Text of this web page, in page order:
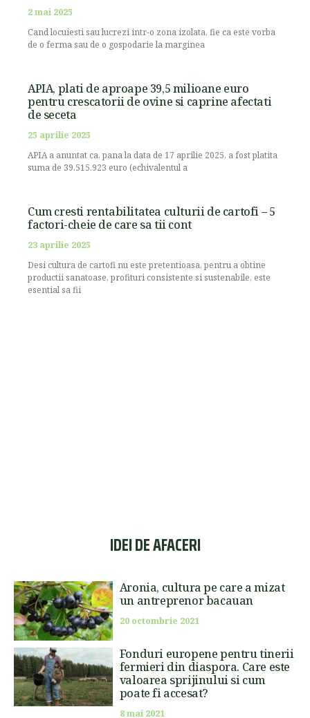
2 mai 2025
Cand locuiesti sau lucrezi intr-o zona izolata, fie ca este vorba
de o ferma sau de o gospodarie la marginea
APIA, plati de aproape 39,5 milioane euro
pentru crescatorii de ovine si caprine afectati
de seceta
25 aprilie 2025
APIA a anuntat ca, pana la data de 17 aprilie 2025, a fost platita
suma de 39.515.923 euro (echivalentul a
Cum cresti rentabilitatea culturii de cartofi – 5
factori-cheie de care sa tii cont
23 aprilie 2025
Desi cultura de cartofi nu este pretentioasa, pentru a obtine
productii sanatoase, profituri consistente si sustenabile, este
esential sa fii
IDEI DE AFACERI
Aronia, cultura pe care a mizat
un antreprenor bacauan
20 octombrie 2021
Fonduri europene pentru tinerii
fermieri din diaspora. Care este
valoarea sprijinului si cum
poate fi accesat?
8 mai 2021